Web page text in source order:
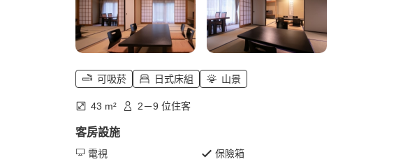
可吸菸 日式床組 山景
43 m² 2－9 位住客
客房設施
電視
保險箱